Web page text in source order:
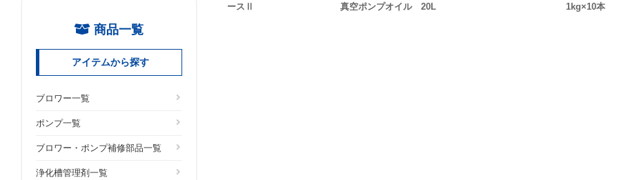
ースⅡ
真空ポンプオイル 20L
1kg×10本
商品一覧
アイテムから探す
ブロワー一覧
ポンプ一覧
ブロワー・ポンプ補修部品一覧
浄化槽管理剤一覧